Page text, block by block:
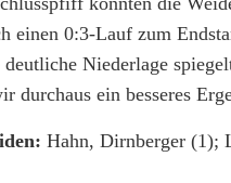
einen 0:3-Lauf zum
Niederlage
durchaus ein besseres
Hahn, Dirnberger (1);